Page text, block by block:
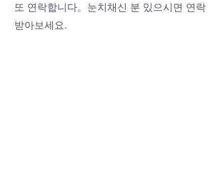
또 연락합니다。눈치채신 분 있으시면 연
받아보세요.